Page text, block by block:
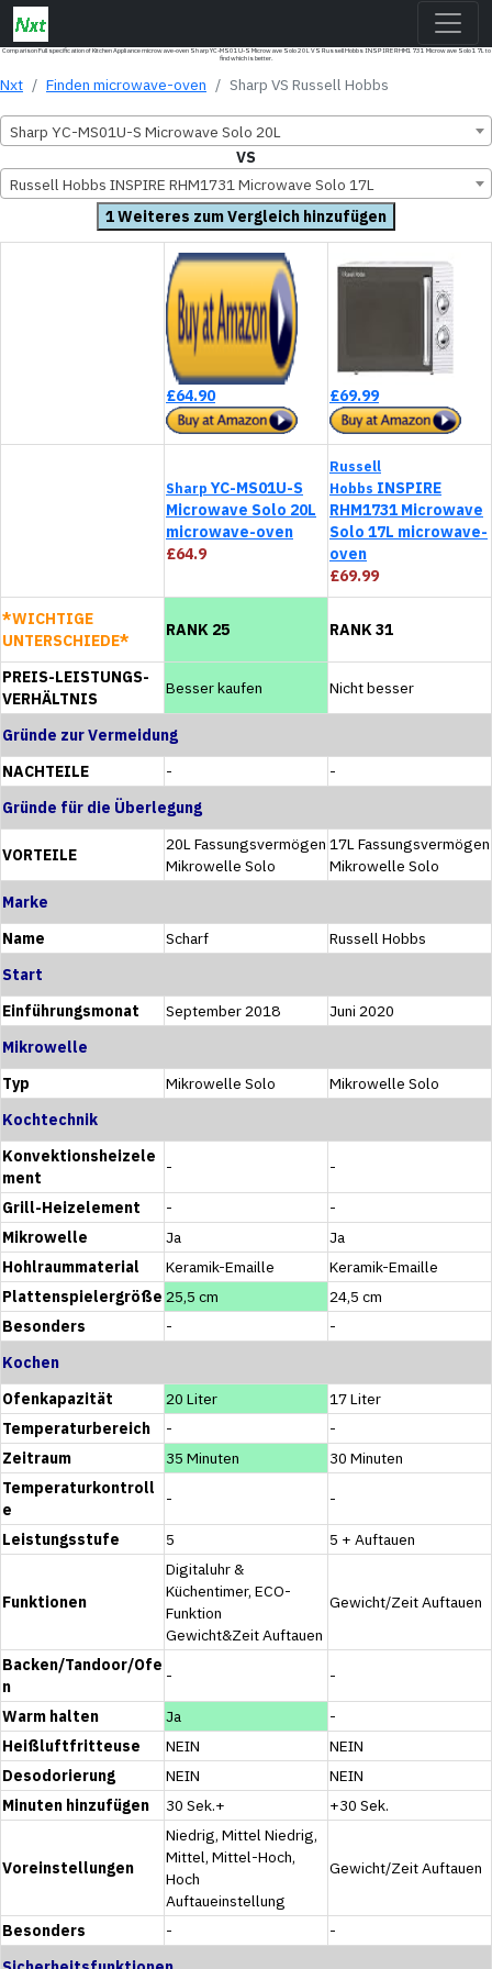
Comparison Full specification of Kitchen Appliance microwave-oven Sharp YC-MS01U-S Microwave Solo 20L VS Russell Hobbs INSPIRE RHM1731 Microwave Solo 17L to
find which is better.
Nxt Finden microwave-oven Sharp VS Russell Hobbs
Sharp YC-MS01U-S Microwave Solo 20L
VS
Russell Hobbs INSPIRE RHM1731 Microwave Solo 17L
1 Weiteres zum Vergleich hinzufügen
£64.90 £69.99
SharpYC-MS01U-S
Microwave Solo 20L
microwave-oven
£64.9
Russell
Hobbs INSPIRE
RHM1731 Microwave
Solo 17L microwave-
oven
£69.99
*WICHTIGE
UNTERSCHIEDE*
RANK 25 RANK 31
PREIS-LEISTUNGS-
VERHÄLTNIS
Besser kaufen Nicht besser
Gründe zur Vermeidung
NACHTEILE
-
-
Gründe für die Überlegung
VORTEILE
20L Fassungsvermögen
Mikrowelle Solo
17L Fassungsvermögen
Mikrowelle Solo
Marke
Name
Scharf
Russell Hobbs
Start
Einführungsmonat
September 2018
Juni 2020
Mikrowelle
Typ
Mikrowelle Solo
Mikrowelle Solo
Kochtechnik
Konvektionsheizele
ment
- -
Grill-Heizelement -
-
Mikrowelle
Ja
Ja
Hohlraummaterial
Keramik-Emaille
Keramik-Emaille
Plattenspielergröße 25,5 cm
24,5 cm
Besonders
-
-
Kochen
Ofenkapazität
20 Liter
17 Liter
Temperaturbereich
-
-
Zeitraum
35 Minuten
30 Minuten
Temperaturkontroll
e
- -
Leistungsstufe 5 5 + Auftauen
Funktionen
Digitaluhr &
Küchentimer, ECO-
Funktion
Gewicht&Zeit Auftauen
Gewicht/Zeit Auftauen
Backen/Tandoor/Ofe
n
- -
Warm halten Ja
-
Heißluftfritteuse
NEIN
NEIN
Desodorierung
NEIN
NEIN
Minuten hinzufügen
30 Sek.+ +30 Sek.
Voreinstellungen
Niedrig, Mittel Niedrig,
Mittel, Mittel-Hoch,
Hoch
Auftaueinstellung
Gewicht/Zeit Auftauen
Besonders -
-